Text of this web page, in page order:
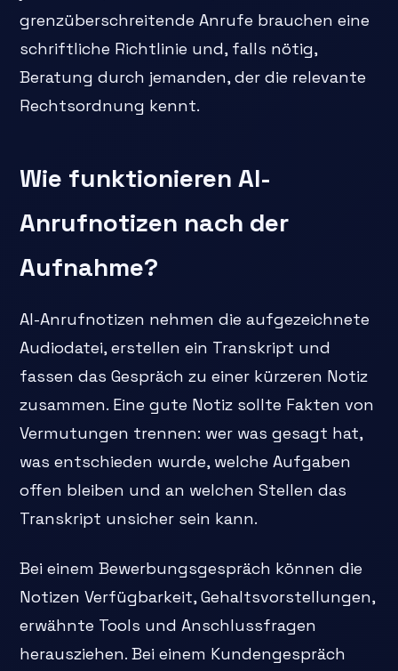
grenzüberschreitende Anrufe brauchen eine
schriftliche Richtlinie und, falls nötig,
Beratung durch jemanden, der die relevante
Rechtsordnung kennt.
Wie funktionieren AI-
Anrufnotizen nach der
Aufnahme?
AI-Anrufnotizen nehmen die aufgezeichnete
Audiodatei, erstellen ein Transkript und
fassen das Gespräch zu einer kürzeren Notiz
zusammen. Eine gute Notiz sollte Fakten von
Vermutungen trennen: wer was gesagt hat,
was entschieden wurde, welche Aufgaben
offen bleiben und an welchen Stellen das
Transkript unsicher sein kann.
Bei einem Bewerbungsgespräch können die
Notizen Verfügbarkeit, Gehaltsvorstellungen,
erwähnte Tools und Anschlussfragen
herausziehen. Bei einem Kundengespräch